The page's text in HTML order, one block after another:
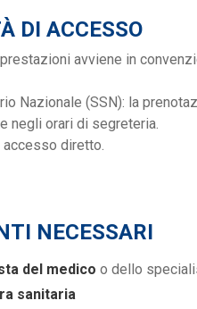
DI ACCESSO
avviene in
Nazionale (SSN): la
negli orari di segreteria.
diretto.
NECESSARI
del medico o dello
sanitaria